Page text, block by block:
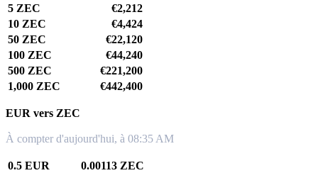
5 ZEC
€2,212
10 ZEC
€4,424
50 ZEC
€22,120
100 ZEC
€44,240
500 ZEC
€221,200
1,000 ZEC
€442,400
EUR vers ZEC
À compter d'aujourd'hui, à 08:35 AM
0.5 EUR
0.00113 ZEC